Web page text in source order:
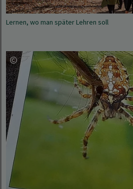
Lernen, wo man später Lehren soll